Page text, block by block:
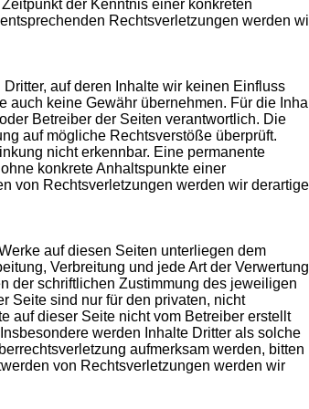
der Kenntnis einer konkreten
Rechtsverletzungen werden
auf deren Inhalte wir keinen Einfluss
auch keine Gewähr übernehmen. Für die
Betreiber der Seiten verantwortlich. Die
auf mögliche Rechtsverstöße überprüft.
nicht erkennbar. Eine permanente
konkrete Anhaltspunkte einer
von Rechtsverletzungen werden wir derartige
auf diesen Seiten unterliegen dem
Verbreitung und jede Art der Verwertung
der schriftlichen Zustimmung des jeweiligen
Seite sind nur für den privaten, nicht
auf dieser Seite nicht vom Betreiber erstellt
werden Inhalte Dritter als solche
aufmerksam werden, bitten
von Rechtsverletzungen werden wir